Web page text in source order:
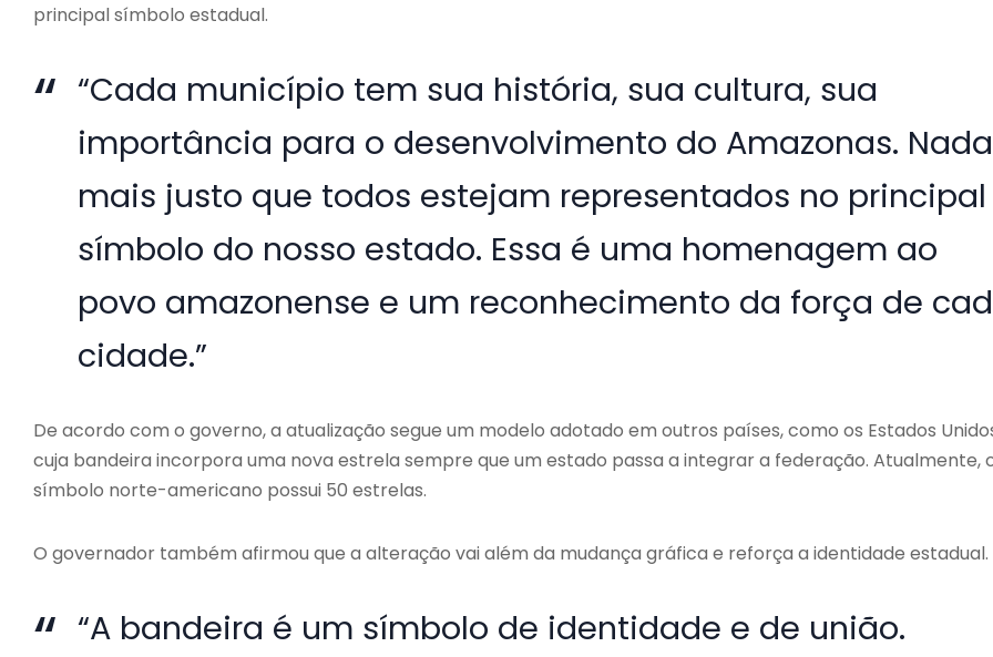
principal símbolo estadual.
“Cada município tem sua história, sua cultura, sua
importância para o desenvolvimento do Amazonas. Nada
mais justo que todos estejam representados no principal
símbolo do nosso estado. Essa é uma homenagem ao
povo amazonense e um reconhecimento da força de
cidade.”
De acordo com o governo, a atualização segue um modelo adotado em outros países, como os Estados
cuja bandeira incorpora uma nova estrela sempre que um estado passa a integrar a federação. Atualmente,
símbolo norte-americano possui 50 estrelas.
O governador também afirmou que a alteração vai além da mudança gráfica e reforça a identidade estadual.
“A bandeira é um símbolo de identidade e de união.